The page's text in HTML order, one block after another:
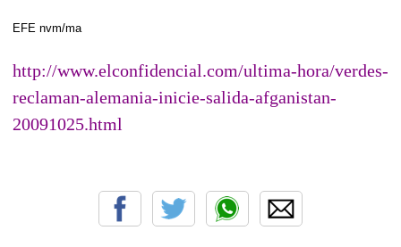
EFE nvm/ma
http://www.elconfidencial.com/ultima-hora/verdes-
reclaman-alemania-inicie-salida-afganistan-
20091025.html